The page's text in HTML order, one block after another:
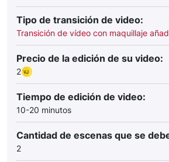
Tipo de transición de video:
Transición de vídeo con maquillaje
Precio de la edición de su video:
2
Tiempo de edición de video:
10-20 minutos
Cantidad de escenas que se
2